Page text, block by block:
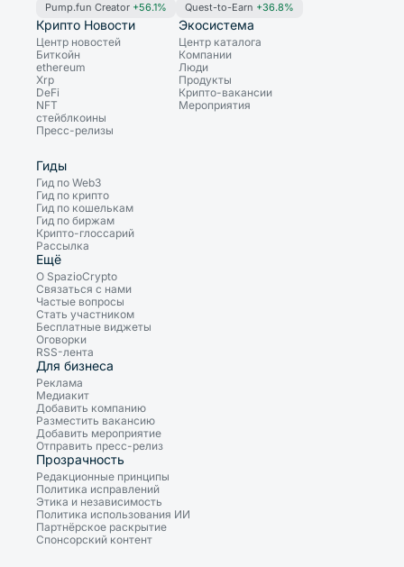
Pump.fun Creator +56.1% Quest-to-Earn +36.8%
Крипто Новости
Центр новостей
Биткойн
ethereum
Xrp
DeFi
NFT
стейблкоины
Пресс-релизы
Экосистема
Центр каталога
Компании
Люди
Продукты
Крипто-вакансии
Мероприятия
Гиды
Гид по Web3
Гид по крипто
Гид по кошелькам
Гид по биржам
Крипто-глоссарий
Рассылка
Ещё
О SpazioCrypto
Связаться с нами
Частые вопросы
Стать участником
Бесплатные виджеты
Оговорки
RSS-лента
Для бизнеса
Реклама
Медиакит
Добавить компанию
Разместить вакансию
Добавить мероприятие
Отправить пресс-релиз
Прозрачность
Редакционные принципы
Политика исправлений
Этика и независимость
Политика использования ИИ
Партнёрское раскрытие
Спонсорский контент